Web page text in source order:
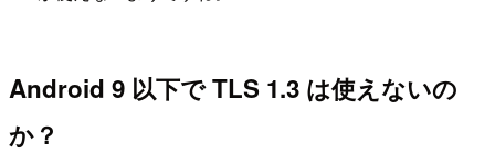
Android 9 以下で TLS 1.3 は使えないの
か？